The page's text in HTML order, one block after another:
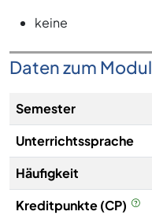
keine
Daten zum Modul
Semester
Unterrichtssprache
Häufigkeit
Kreditpunkte (CP)